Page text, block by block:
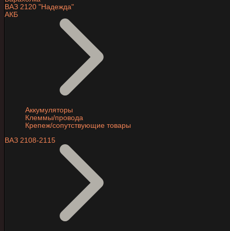
ВАЗ 2120 "Надежда"
АКБ
Аккумуляторы
Клеммы/провода
Крепеж/сопутствующие товары
ВАЗ 2108-2115